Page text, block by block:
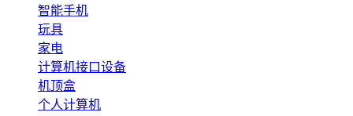
智能手机
玩具
家电
计算机接口设备
机顶盒
个人计算机